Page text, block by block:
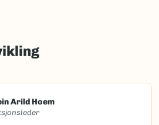
Arild Hoem